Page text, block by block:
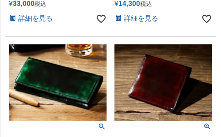
¥33,000税込
詳細を見る
¥14,300税込
詳細を見る